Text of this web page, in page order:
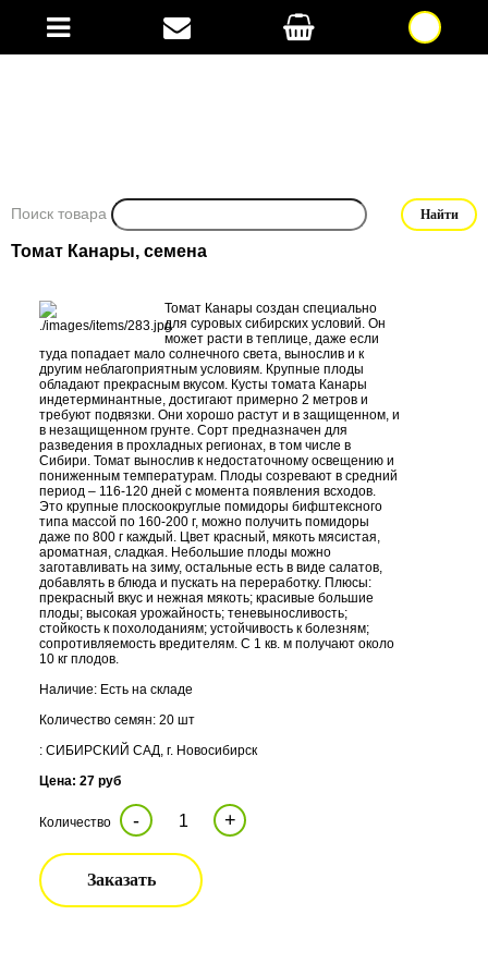
Поиск товара
Томат Канары, семена
Томат Канары создан специально
для суровых сибирских условий. Он
может расти в теплице, даже если
туда попадает мало солнечного света, вынослив и к
другим неблагоприятным условиям. Крупные плоды
обладают прекрасным вкусом. Кусты томата Канары
индетерминантные, достигают примерно 2 метров и
требуют подвязки. Они хорошо растут и в защищенном, и
в незащищенном грунте. Сорт предназначен для
разведения в прохладных регионах, в том числе в
Сибири. Томат вынослив к недостаточному освещению и
пониженным температурам. Плоды созревают в средний
период – 116-120 дней с момента появления всходов.
Это крупные плоскоокруглые помидоры бифштексного
типа массой по 160-200 г, можно получить помидоры
даже по 800 г каждый. Цвет красный, мякоть мясистая,
ароматная, сладкая. Небольшие плоды можно
заготавливать на зиму, остальные есть в виде салатов,
добавлять в блюда и пускать на переработку. Плюсы:
прекрасный вкус и нежная мякоть; красивые большие
плоды; высокая урожайность; теневыносливость;
стойкость к похолоданиям; устойчивость к болезням;
сопротивляемость вредителям. С 1 кв. м получают около
10 кг плодов.
Наличие: Есть на складе
Количество семян: 20 шт
: СИБИРСКИЙ САД, г. Новосибирск
Цена: 27 руб
Количество - +
Заказать